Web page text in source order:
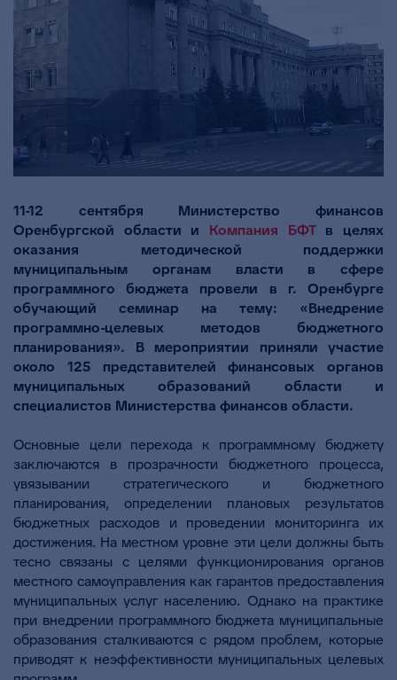
11-12 сентября Министерство финансов
Оренбургской области и Компания БФТв целях
оказания методической поддержки
муниципальным органам власти в сфере
программного бюджета провели в г. Оренбурге
обучающий семинар на тему: «Внедрение
программно-целевых методов бюджетного
планирования». В мероприятии приняли участие
около 125 представителей финансовых органов
муниципальных образований области и
специалистов Министерства финансов области.
Основные цели перехода к программному бюджету
заключаются в прозрачности бюджетного процесса,
увязывании стратегического и бюджетного
планирования, определении плановых результатов
бюджетных расходов и проведении мониторинга их
достижения. На местном уровне эти цели должны быть
тесно связаны с целями функционирования органов
местного самоуправления как гарантов предоставления
муниципальных услуг населению. Однако на практике
при внедрении программного бюджета муниципальные
образования сталкиваются с рядом проблем, которые
приводят к неэффективности муниципальных целевых